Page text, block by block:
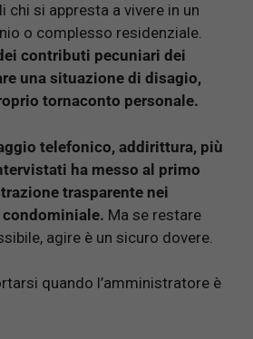
chi si appresta a vivere in un
o complesso residenziale.
contributi pecuniari dei
una situazione di disagio,
tornaconto personale.
telefonico, addirittura, più
ha messo al primo
trasparente nei
Ma se restare
agire è un sicuro dovere.
quando l’amministratore è